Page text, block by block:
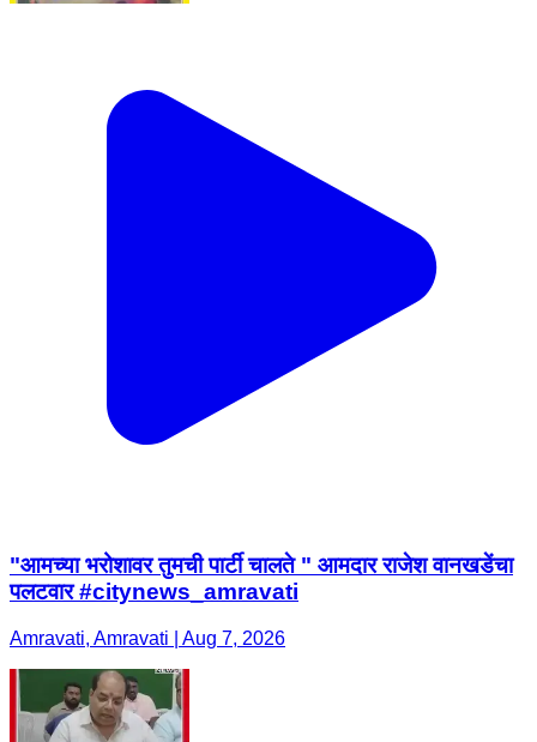
"आमच्या भरोशावर तुमची पार्टी चालते " आमदार राजेश वानखडेंचा
पलटवार #citynews_amravati
Amravati, Amravati | Aug 7, 2026